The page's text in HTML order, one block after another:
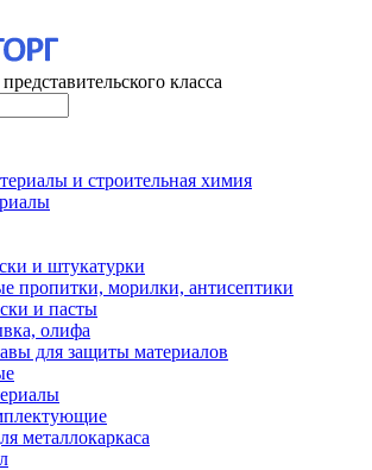
класса
и строительная химия
и штукатурки
пропитки, морилки, антисептики
и пасты
олифа
для защиты материалов
металлокаркаса